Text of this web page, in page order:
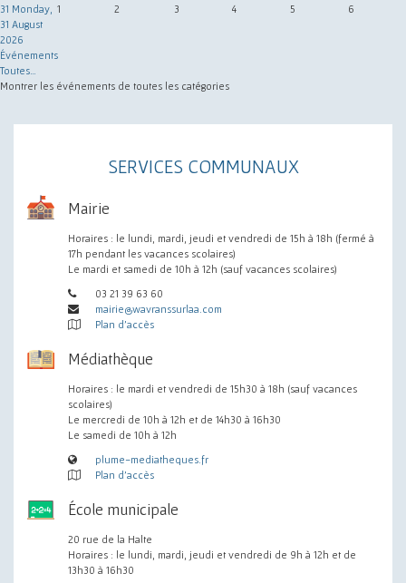
31 Monday,
31 August
2026
1 2 3 4 5 6
Événements
Toutes…
Montrer les événements de toutes les catégories
SERVICES COMMUNAUX
Mairie
Horaires : le lundi, mardi, jeudi et vendredi de 15h à 18h (fermé à
17h pendant les vacances scolaires)
Le mardi et samedi de 10h à 12h (sauf vacances scolaires)
03 21 39 63 60
mairie@wavranssurlaa.com
Plan d'accès
Médiathèque
Horaires : le mardi et vendredi de 15h30 à 18h (sauf vacances
scolaires)
Le mercredi de 10h à 12h et de 14h30 à 16h30
Le samedi de 10h à 12h
plume-mediatheques.fr
Plan d'accès
École municipale
20 rue de la Halte
Horaires : le lundi, mardi, jeudi et vendredi de 9h à 12h et de
13h30 à 16h30